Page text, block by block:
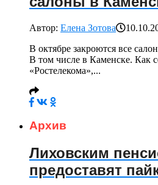
Автор: Елена Зотова
В октябре закроются все
В том числе в Каменске. Как
«Ростелекома»,...
Архив
Лиховским
предоставят